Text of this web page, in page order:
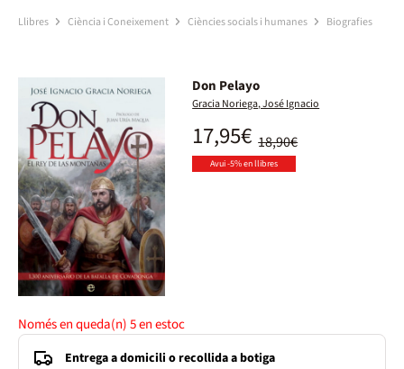
Llibres Ciència i Coneixement Ciències socials i humanes Biografies
Don Pelayo
Gracia Noriega, José Ignacio
18,90€
17,95€
Avui -5% en llibres
Només en queda(n)5en estoc
Entrega a domicili o recollida a botiga